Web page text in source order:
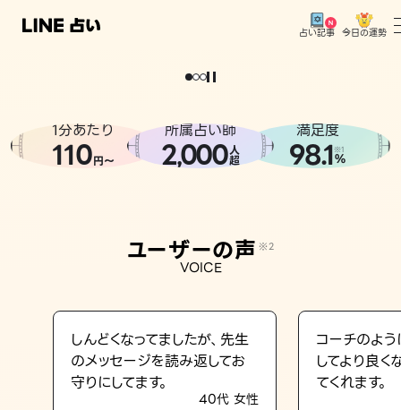
占い記事 今日の運勢
相談事例
どうせなら
。
1分あたり
110円〜
所属占い師
2,000人
超
満足度
98.1※1
%
ユーザーの声 ※2
VOICE
しんどくなってましたが、先生
のメッセージを読み返してお
守りにしてます。
40代 女性
コーチのよ
してより良
てくれます。